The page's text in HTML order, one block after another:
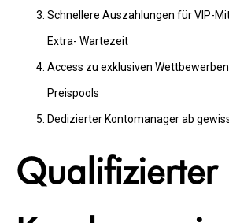
Schnellere Auszahlungen für VIP-
Extra- Wartezeit
Access zu exklusiven
Preispools
Dedizierter Kontomanager ab
Qualifizierter